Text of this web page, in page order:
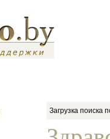
Загрузка поиска